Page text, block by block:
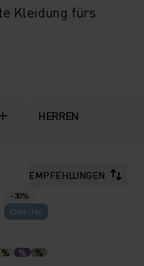
Kleidung fürs
HERREN
EMPFEHLUNGEN
-30%
Chill-Tec
% % %